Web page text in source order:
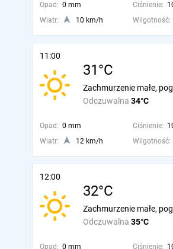
Opad: 0 mm Ciśnienie:
Wiatr:
10 km/h Wilgotność:
11:00
31°C
Odczuwalna 34°C
Zachmurzenie małe,
Opad: 0 mm Ciśnienie:
Wiatr:
12 km/h Wilgotność:
12:00
32°C
Odczuwalna 35°C
Zachmurzenie małe,
Opad: 0 mm Ciśnienie: